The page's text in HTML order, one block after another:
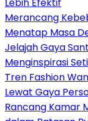
Merancang
Menatap Masa
Jelajah Gaya
Menginspirasi
Tren Fashion
Lewat Gaya
Rancang Kamar